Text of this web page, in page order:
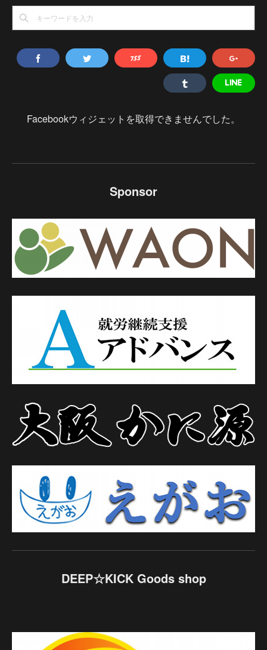
Facebookウィジェットを取得できませんでした。
Sponsor
DEEP☆KICK Goods shop